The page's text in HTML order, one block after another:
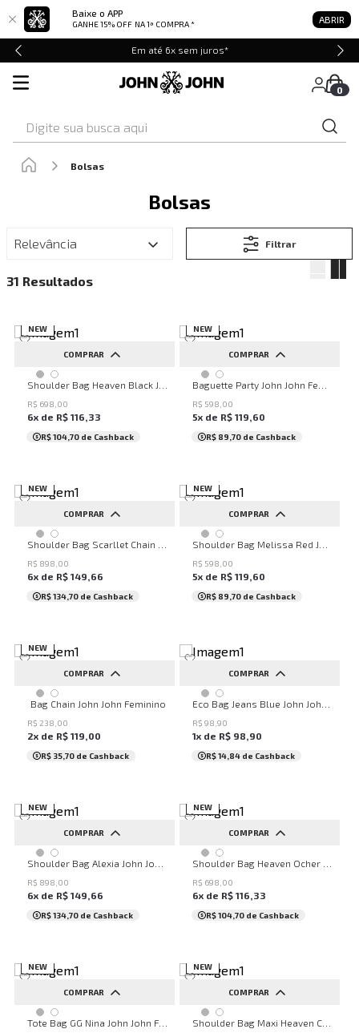
Baixe o APP
GANHE 15% OFF NA 1ª COMPRA * ABRIR
Em até 6x sem juros*
0
Bolsas
Bolsas
Relevância Filtrar
31
NEW
COMPRAR
UN
R$ 698 00
6x de R$ 116,33
R$ 104,70 de Cashback
NEW
COMPRAR
UN
R$ 598 00
5x de R$ 119,60
R$ 89,70 de Cashback
NEW
COMPRAR
UN
R$ 898 00
6x de R$ 149,66
R$ 134,70 de Cashback
NEW
COMPRAR
UN
R$ 598 00
5x de R$ 119,60
R$ 89,70 de Cashback
NEW
COMPRAR
UN
Bag Chain John John Feminino
R$ 238 00
2x de R$ 119,00
R$ 35,70 de Cashback
COMPRAR
UN
R$ 98 90
1x de R$ 98,90
R$ 14,84 de Cashback
NEW
COMPRAR
UN
R$ 898 00
6x de R$ 149,66
R$ 134,70 de Cashback
NEW
COMPRAR
UN
R$ 698 00
6x de R$ 116,33
R$ 104,70 de Cashback
NEW
COMPRAR
UN
NEW
COMPRAR
UN